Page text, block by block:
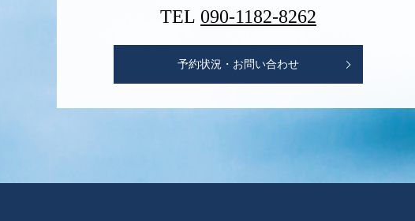
TEL 090-1182-8262
予約状況・お問い合わせ